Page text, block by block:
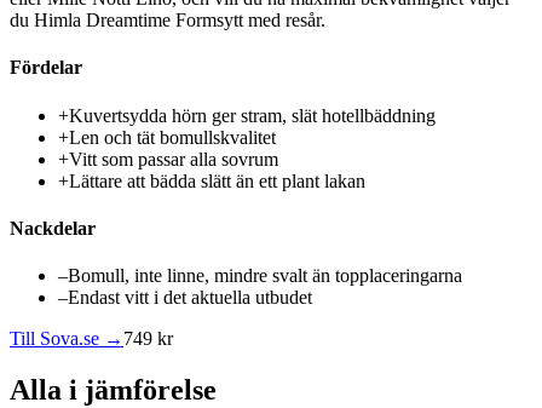
du Himla Dreamtime Formsytt med resår.
Fördelar
+Kuvertsydda hörn ger stram, slät hotellbäddning
+Len och tät bomullskvalitet
+Vitt som passar alla sovrum
+Lättare att bädda slätt än ett plant lakan
Nackdelar
–Bomull, inte linne, mindre svalt än topplaceringarna
–Endast vitt i det aktuella utbudet
Till Sova.se → 749 kr
Alla i jämförelse